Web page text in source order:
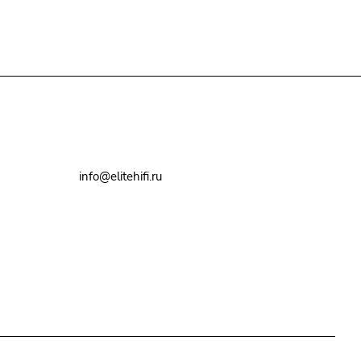
info@elitehifi.ru